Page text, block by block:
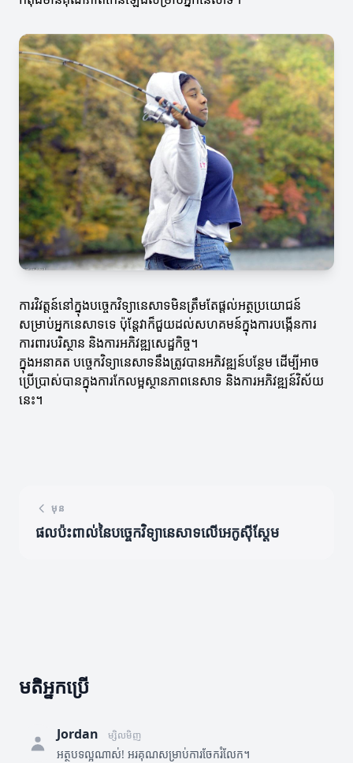
ការវិវត្តន៍នៅក្នុងបច្ចេកវិទ្យានេសាទមិនត្រឹមតែផ្តល់អត្ថប្រយោជន៍
សម្រាប់អ្នកនេសាទទេ ប៉ុន្តែវាក៏ជួយដល់សហគមន៍ក្នុងការបង្កើនការ
ការពារបរិស្ថាន និងការអភិវឌ្ឍសេដ្ឋកិច្ច។
ក្នុងអនាគត បច្ចេកវិទ្យានេសាទនឹងត្រូវបានអភិវឌ្ឍន៍បន្ថែម ដើម្បីអាច
ប្រើប្រាស់បានក្នុងការកែលម្អស្ថានភាពនេសាទ និងការអភិវឌ្ឍន៍វិស័យ
នេះ។
មុន
ផលប៉ះពាល់នៃបច្ចេកវិទ្យានេសាទលើអេកូស៊ីស្តែម
មតិអ្នកប្រើ
Jordan ម្សិលមិញ
អត្ថបទល្អណាស់! អរគុណសម្រាប់ការចែករំលែក។